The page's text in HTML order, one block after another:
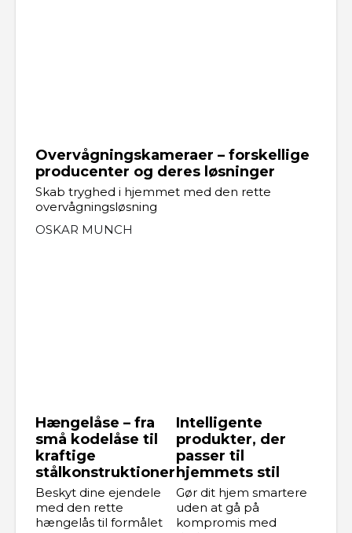
Overvågningskameraer – forskellige
producenter og deres løsninger
Skab tryghed i hjemmet med den rette
overvågningsløsning
OSKAR MUNCH
Hængelåse – fra
små kodelåse til
kraftige
stålkonstruktioner
Beskyt dine ejendele
med den rette
hængelås til formålet
Intelligente
produkter, der
passer til
hjemmets stil
Gør dit hjem smartere
uden at gå på
kompromis med